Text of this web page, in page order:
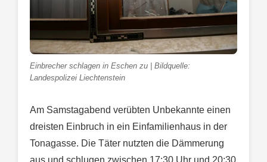
Einbrecher schlagen in Eschen zu | Bildquelle:
Landespolizei Liechtenstein
Am Samstagabend verübten Unbekannte einen
dreisten Einbruch in ein Einfamilienhaus in der
Tonagasse. Die Täter nutzten die Dämmerung
aus und schlugen zwischen 17:30 Uhr und 20:30